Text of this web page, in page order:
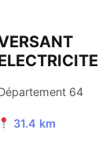
64
31.4 km